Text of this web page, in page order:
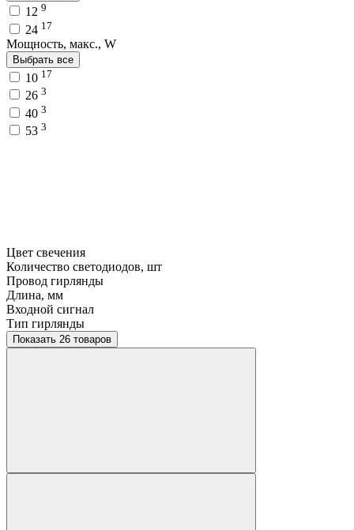
12 9
24 17
Мощность, макс., W
Выбрать все
10 17
26 3
40 3
53 3
Цвет свечения
Количество светодиодов, шт
Провод гирлянды
Длина, мм
Входной сигнал
Тип гирлянды
Показать 26 товаров